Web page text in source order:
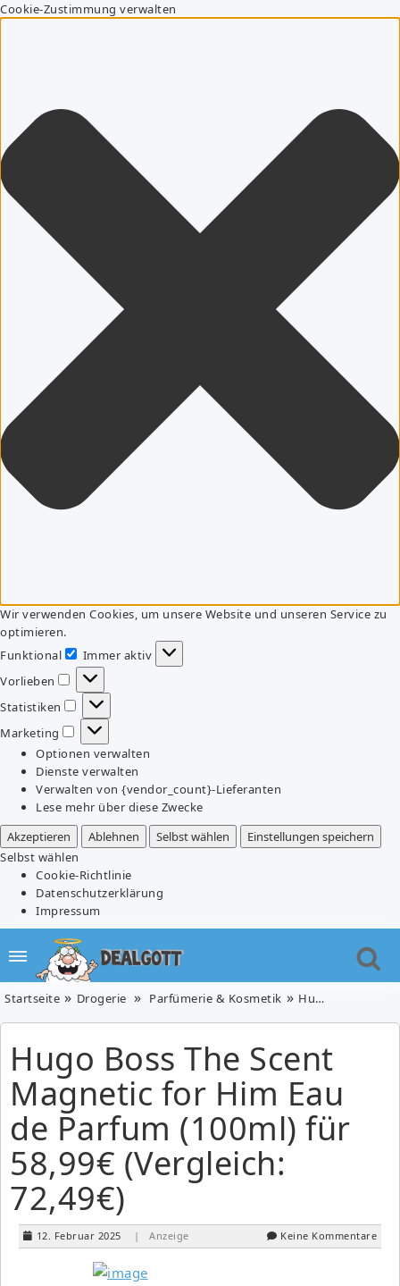
Cookie-Zustimmung verwalten
Wir verwenden Cookies, um unsere Website und unseren Service zu
optimieren.
Funktional
Funktional
Immer aktiv
Vorlieben
Vorlieben
Statistiken
Statistiken
Marketing
Marketing
Optionen verwalten
Dienste verwalten
Verwalten von {vendor_count}-Lieferanten
Lese mehr über diese Zwecke
Akzeptieren
Ablehnen Selbst wählen
Einstellungen speichern
Selbst wählen
Cookie-Richtlinie
Datenschutzerklärung
Impressum
Startseite Drogerie Parfümerie & Kosmetik Hugo Boss The Scent Magnetic for Him Eau de Parfum (100ml) für 58,99€ (Vergleich: 72,49€)
Hugo Boss The Scent
Magnetic for Him Eau
de Parfum (100ml) für
58,99€ (Vergleich:
72,49€)
12. Februar 2025 | Anzeige Keine Kommentare